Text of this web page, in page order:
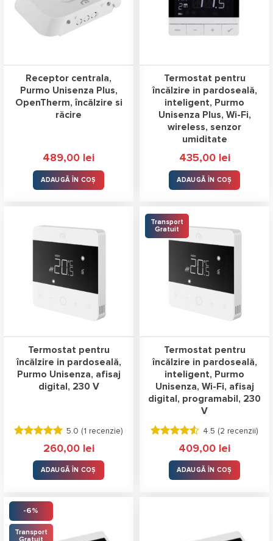
Receptor centrala,
Purmo Unisenza Plus,
OpenTherm, încălzire si
răcire
489,00 lei
ADAUGĂ ÎN COȘ
Termostat pentru
încălzire in pardoseală,
inteligent, Purmo
Unisenza Plus, Wi-Fi,
wireless, senzor
umiditate
435,00 lei
ADAUGĂ ÎN COȘ
Termostat pentru
încălzire in pardoseală,
Purmo Unisenza, afisaj
digital, 230 V
Evaluat la
stele
din 5
5.0 (1 recenzie)
260,00 lei
ADAUGĂ ÎN COȘ
Transport
Gratuit
Termostat pentru
încălzire in pardoseală,
inteligent, Purmo
Unisenza, Wi-Fi, afisaj
digital, programabil, 230
V
Evaluat la
stele
din 5
4.5 (2 recenzii)
409,00 lei
ADAUGĂ ÎN COȘ
-6%
Transport
Gratuit